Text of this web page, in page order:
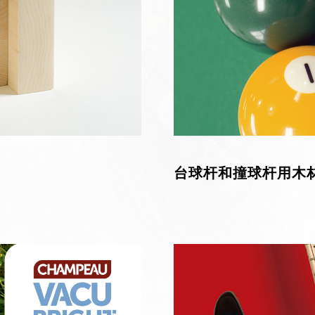
台球杆和撞球杆用木